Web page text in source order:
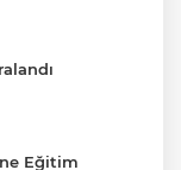
Eğitim